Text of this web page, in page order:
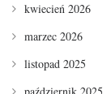
kwiecień 2026
marzec 2026
listopad 2025